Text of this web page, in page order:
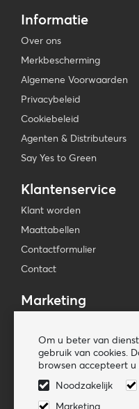
Om u beter van
gebruik van cookies.
browsen accepteert
Noodzakelijk
Marketing
Informatie
Over ons
Merkbescherming
Algemene Voorwaarden
Privacybeleid
Cookiebeleid
Agenten & Distributeurs
Say Yes to Green
Klantenservice
Klant worden
Maattabellen
Contactformulier
Contact
Marketing
Pers & Media
Nieuwsbrieven
Volg ons